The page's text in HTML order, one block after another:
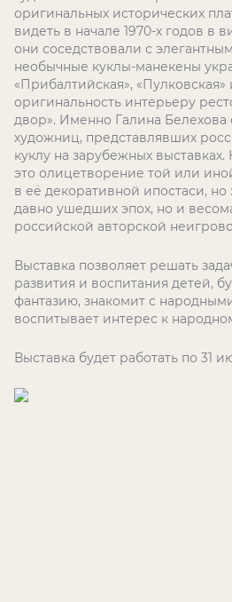
оригинальных исторических
видеть в начале 1970-х годов в
они соседствовали с
необычные куклы-манекены
«Прибалтийская»,
оригинальность интерьеру
двор». Именно Галина Белехова
художниц, представлявших
куклу на зарубежных выставках.
это олицетворение той или
в её декоративной ипостаси, но
давно ушедших эпох, но и
российской авторской
Выставка позволяет решать
развития и воспитания детей,
фантазию, знакомит с
воспитывает интерес к
Выставка будет работать по 31